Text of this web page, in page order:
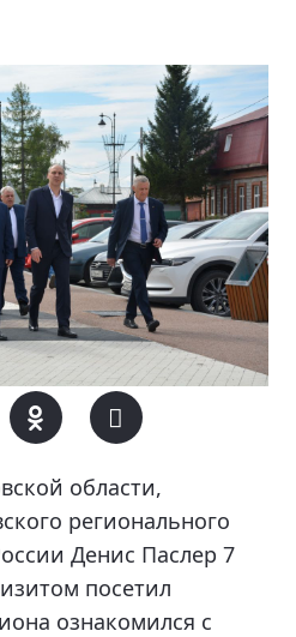
области,
регионального
Денис Паслер 7
посетил
ознакомился с